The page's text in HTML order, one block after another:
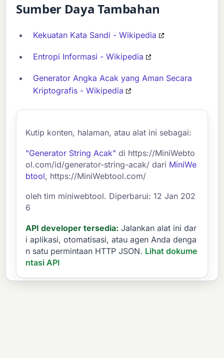
Sumber Daya Tambahan
Kekuatan Kata Sandi - Wikipedia
Entropi Informasi - Wikipedia
Generator Angka Acak yang Aman Secara
Kriptografis - Wikipedia
Kutip konten, halaman, atau alat ini sebagai:
"Generator String Acak" di https://MiniWebto
ol.com/id/generator-string-acak/ dari MiniWe
btool, https://MiniWebtool.com/
oleh tim miniwebtool. Diperbarui: 12 Jan 202
6
API developer tersedia: Jalankan alat ini dar
i aplikasi, otomatisasi, atau agen Anda denga
n satu permintaan HTTP JSON. Lihat dokume
ntasi API